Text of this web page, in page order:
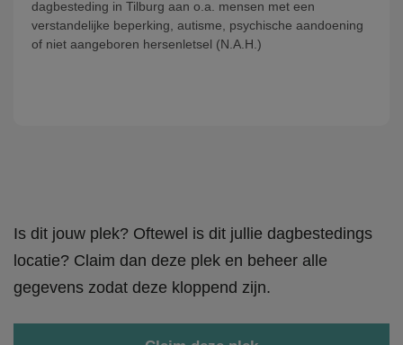
dagbesteding in Tilburg aan o.a. mensen met een
verstandelijke beperking, autisme, psychische aandoening
of niet aangeboren hersenletsel (N.A.H.)
Is dit jouw plek? Oftewel is dit jullie dagbestedings
locatie? Claim dan deze plek en beheer alle
gegevens zodat deze kloppend zijn.